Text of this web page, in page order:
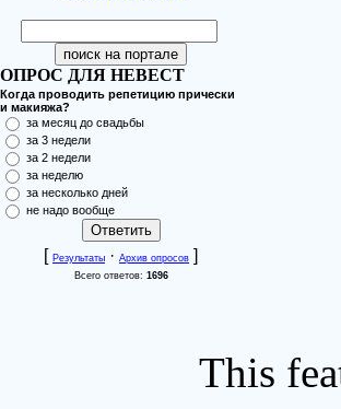
ОПРОС ДЛЯ НЕВЕСТ
Когда проводить репетицию прически
и макияжа?
за месяц до свадьбы
за 3 недели
за 2 недели
за неделю
за несколько дней
не надо вообще
[ Результаты · Архив опросов ]
Всего ответов: 1696
This